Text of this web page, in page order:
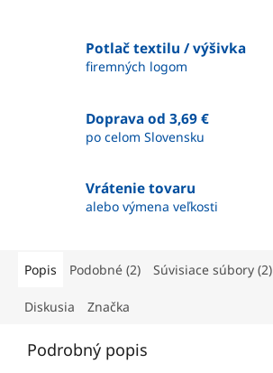
Potlač textilu / výšivka
firemných logom
Doprava od 3,69 €
po celom Slovensku
Vrátenie tovaru
alebo výmena veľkosti
Popis Podobné (2) Súvisiace súbory (2)
Diskusia Značka
Podrobný popis